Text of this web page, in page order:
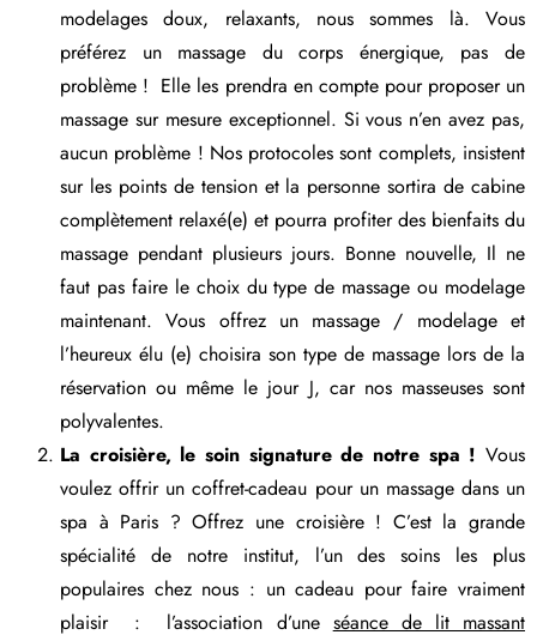
modelages doux, relaxants, nous sommes là. Vous
préférez un massage du corps énergique, pas de
problème ! Elle les prendra en compte pour proposer un
massage sur mesure exceptionnel. Si vous n’en avez pas,
aucun problème ! Nos protocoles sont complets, insistent
sur les points de tension et la personne sortira de cabine
complètement relaxé(e) et pourra profiter des bienfaits du
massage pendant plusieurs jours. Bonne nouvelle, Il ne
faut pas faire le choix du type de massage ou modelage
maintenant. Vous offrez un massage / modelage et
l’heureux élu (e) choisira son type de massage lors de la
réservation ou même le jour J, car nos masseuses sont
polyvalentes.
La croisière, le soin signature de notre spa ! Vous
voulez offrir un coffret-cadeau pour un massage dans un
spa à Paris ? Offrez une croisière ! C’est la grande
spécialité de notre institut, l’un des soins les plus
populaires chez nous : un cadeau pour faire vraiment
plaisir : l’association d’une séance de lit massant